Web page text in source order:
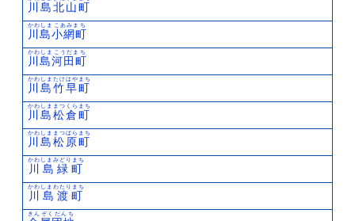
川島北山町
川島小網町
かわしまこあみまち
川島河田町
かわしまこうだまち
川島竹早町
かわしまたけはやまち
川島松倉町
かわしままつくらまち
川島松原町
かわしままつばらまち
川島緑町
かわしまみどりまち
川島渡町
かわしまわたりまち
きんぞくだんち